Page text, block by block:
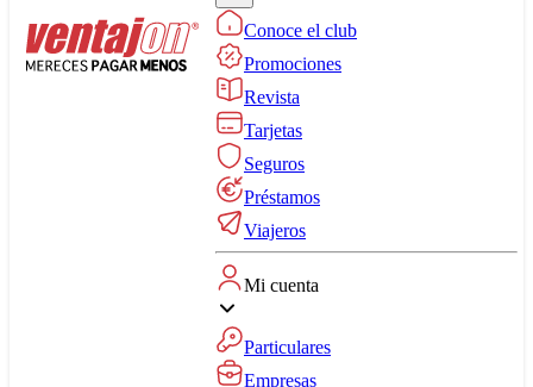
Conoce el club
Promociones
Revista
Tarjetas
Seguros
Préstamos
Viajeros
Mi cuenta
Particulares
Empresas